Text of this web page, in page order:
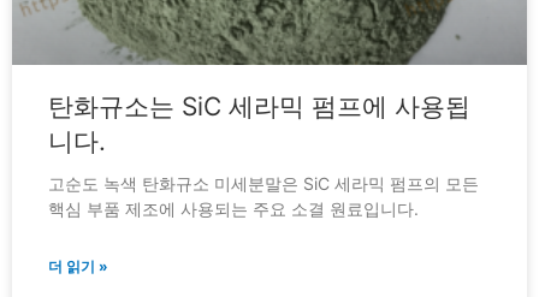
탄화규소는 SiC 세라믹 펌프에 사용됩
니다.
고순도 녹색 탄화규소 미세분말은 SiC 세라믹 펌프의 모든
핵심 부품 제조에 사용되는 주요 소결 원료입니다.
더 읽기 »